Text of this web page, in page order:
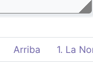
de
Arriba 1. La